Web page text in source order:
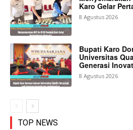
Karo Gelar
8 Agustus 2026
Bupati Karo
Universitas
Generasi
8 Agustus 2026
TOP NEWS